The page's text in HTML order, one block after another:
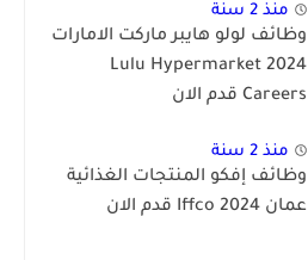
منذ 2 سنة
وظائف لولو هايبر ماركت الامارات
2024 Lulu Hypermarket
Careers قدم الان
منذ 2 سنة
وظائف إفكو المنتجات الغذائية
عمان Iffco 2024 قدم الان